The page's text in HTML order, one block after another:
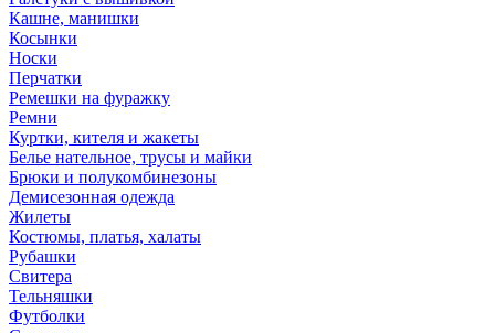
Кашне, манишки
Косынки
Носки
Перчатки
Ремешки на фуражку
Ремни
Куртки, кителя и жакеты
Белье нательное, трусы и майки
Брюки и полукомбинезоны
Демисезонная одежда
Жилеты
Костюмы, платья, халаты
Рубашки
Свитера
Тельняшки
Футболки